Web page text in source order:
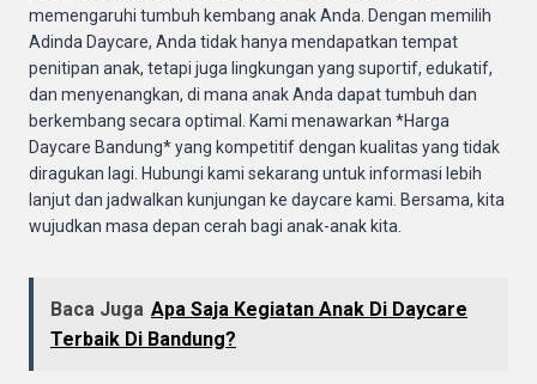
memengaruhi tumbuh kembang anak Anda. Dengan memilih
Adinda Daycare, Anda tidak hanya mendapatkan tempat
penitipan anak, tetapi juga lingkungan yang suportif, edukatif,
dan menyenangkan, di mana anak Anda dapat tumbuh dan
berkembang secara optimal. Kami menawarkan *Harga
Daycare Bandung* yang kompetitif dengan kualitas yang tidak
diragukan lagi. Hubungi kami sekarang untuk informasi lebih
lanjut dan jadwalkan kunjungan ke daycare kami. Bersama, kita
wujudkan masa depan cerah bagi anak-anak kita.
Baca Juga Apa Saja Kegiatan Anak Di Daycare
Terbaik Di Bandung?